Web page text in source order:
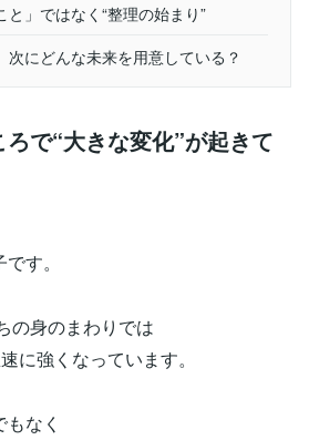
」ではなく“整理の始まり”
次にどんな未来を用意している？
で“大きな変化”が起きて
す。
の身のまわりでは
に強くなっています。
なく